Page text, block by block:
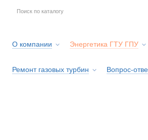
О компании Энергетика ГТУ ГПУ
Ремонт газовых турбин Вопрос-